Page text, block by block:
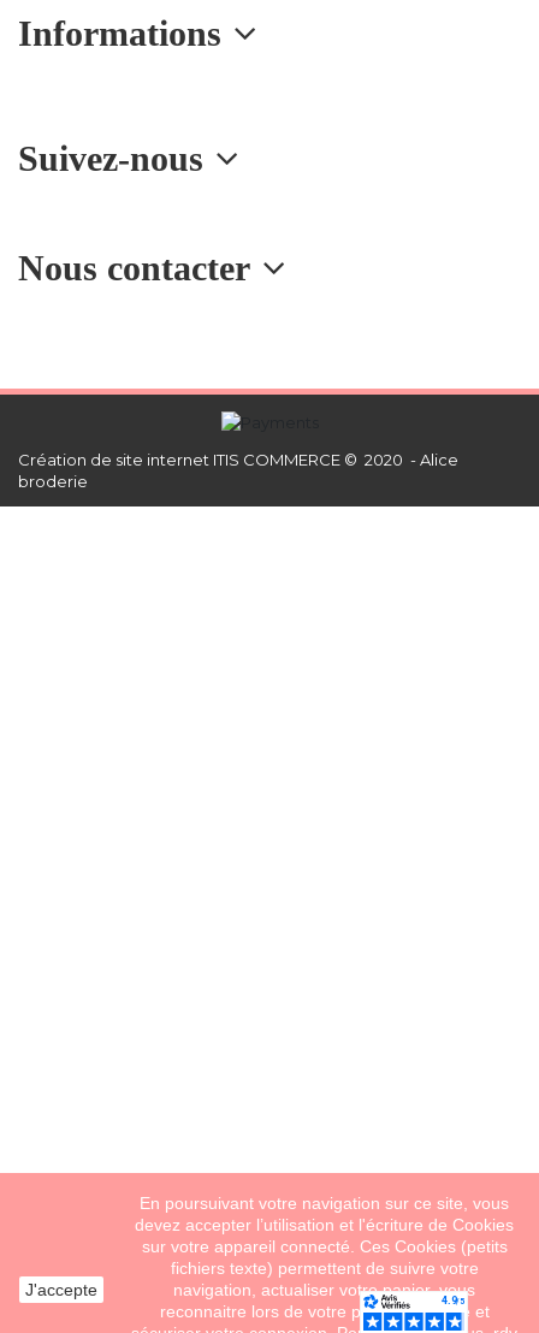
Nous contacter
Informations
J'accepte
En poursuivant votre navigation sur ce site, vous
devez accepter l’utilisation et l'écriture de Cookies
sur votre appareil connecté. Ces Cookies (petits
fichiers texte) permettent de suivre votre
navigation, actualiser votre panier, vous
reconnaitre lors de votre prochaine visite et
Suivez-nous
Création de site internet ITIS COMMERCE © 2020 - Alice
broderie